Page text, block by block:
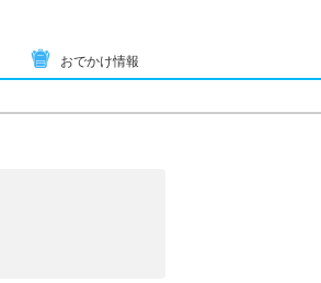
おでかけ情報